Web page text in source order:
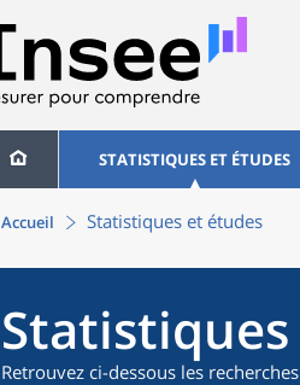
STATISTIQUES ET ÉTUDES
Accueil Statistiques et études
Retrouvez ci-dessous les